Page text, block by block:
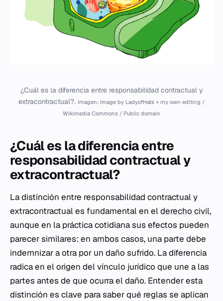
¿Cuál es la diferencia entre responsabilidad contractual y
extracontractual?. Imagen: Image by LadyofHats + my own editing /
Wikimedia Commons / Public domain
¿Cuál es la diferencia entre
responsabilidad contractual y
extracontractual?
La distinción entre responsabilidad contractual y
extracontractual es fundamental en elderecho civil,
aunque en la práctica cotidiana sus efectos pueden
parecer similares: en ambos casos, una parte debe
indemnizar a otra por un daño sufrido. La diferencia
radica en el origen del vínculo jurídico que une a las
partes antes de que ocurra el daño. Entender esta
distinción es clave para saber qué reglas se aplican